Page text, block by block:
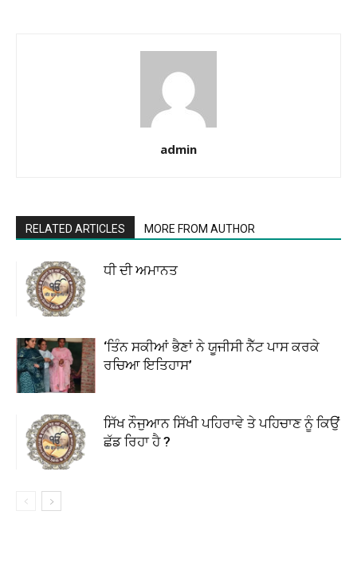
admin
RELATED ARTICLES MORE FROM AUTHOR
ਧੀ ਦੀ ਅਮਾਨਤ
‘ਤਿੰਨ ਸਕੀਆਂ ਭੈਣਾਂ ਨੇ ਯੂਜੀਸੀ ਨੈੱਟ ਪਾਸ ਕਰਕੇ
ਰਚਿਆ ਇਤਿਹਾਸ’
ਸਿੱਖ ਨੌਜੁਆਨ ਸਿੱਖੀ ਪਹਿਰਾਵੇ ਤੇ ਪਹਿਚਾਣ ਨੂੰ ਕਿਉਂ
ਛੱਡ ਰਿਹਾ ਹੈ ?